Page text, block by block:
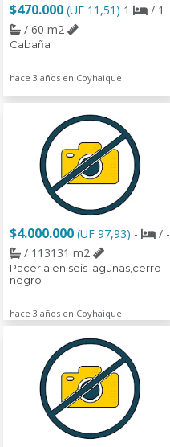
$470.000 (UF 11,51) 1
/ 1
/ 60 m2
Cabaña
hace 3 años en Coyhaique
$4.000.000 (UF 97,93) -
/ -
/ 113131 m2
Pacerla en seis lagunas,cerro
negro
hace 3 años en Coyhaique